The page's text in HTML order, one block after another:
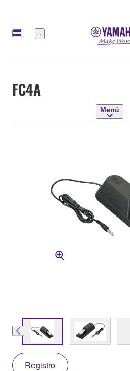
Menú
FC4A
Menú
Registro